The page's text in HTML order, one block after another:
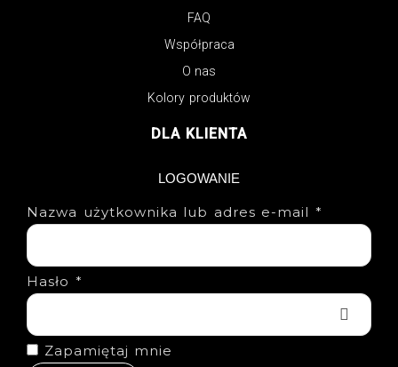
FAQ
Współpraca
O nas
Kolory produktów
DLA KLIENTA
LOGOWANIE
Nazwa użytkownika lub adres e-mail *
Hasło *
Zapamiętaj mnie